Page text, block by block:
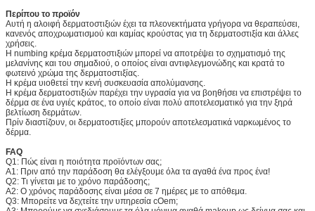
Περίπου το προϊόν
Αυτή η αλοιφή δερματοστιξιών έχει τα πλεονεκτήματα γρήγορα να θεραπεύσει,
κανενός αποχρωματισμού και καμίας κρούστας για τη δερματοστιξία και άλλες
χρήσεις.
Η numbing κρέμα δερματοστιξιών μπορεί να αποτρέψει το σχηματισμό της
μελανίνης και του σημαδιού, ο οποίος είναι αντιφλεγμονώδης και κρατά το
φωτεινό χρώμα της δερματοστιξίας.
Η κρέμα υιοθετεί την κενή συσκευασία απολύμανσης.
Η κρέμα δερματοστιξιών παρέχει την υγρασία για να βοηθήσει να επιστρέψει το
δέρμα σε ένα υγιές κράτος, το οποίο είναι πολύ αποτελεσματικό για την ξηρά
βελτίωση δερμάτων.
Πρίν διαστίζουν, οι δερματοστιξίες μπορούν αποτελεσματικά ναρκωμένος το
δέρμα.
FAQ
Q1: Πώς είναι η ποιότητα προϊόντων σας;
Α1: Πριν από την παράδοση θα ελέγξουμε όλα τα αγαθά ένα προς ένα!
Q2: Τι γίνεται με το χρόνο παράδοσης;
A2: Ο χρόνος παράδοσης είναι μέσα σε 7 ημέρες με το απόθεμα.
Q3: Μπορείτε να δεχτείτε την υπηρεσία cOem;